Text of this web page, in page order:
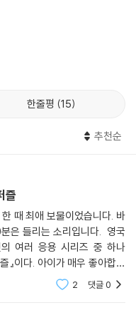
한줄평 15
추천순
즐
때 최애 보물이었습니다. 바
들리는 소리입니다. 영국
여러 응용 시리즈 중 하나
』이다. 아이가 매우 좋아합니
2 댓글0